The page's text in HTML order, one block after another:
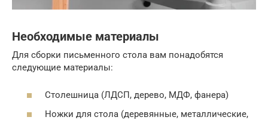
Необходимые материалы
Для сборки письменного стола вам понадобятся
следующие материалы:
Столешница (ЛДСП, дерево, МДФ, фанера)
Ножки для стола (деревянные, металлические,